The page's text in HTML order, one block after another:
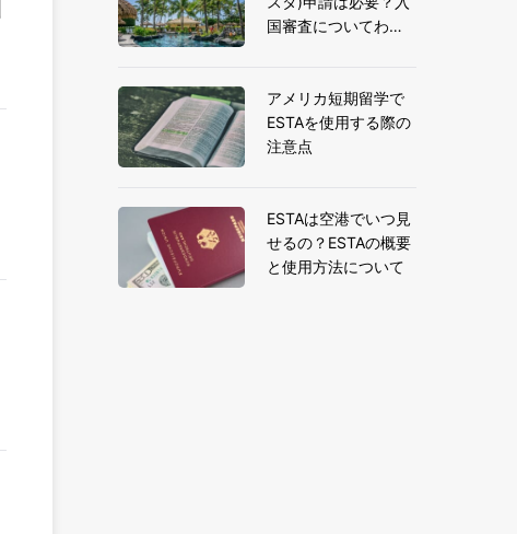
国審査についてわか
アメリカ短期留学で
ESTAを使用する際の
注意点
ESTAは空港でいつ見
せるの？ESTAの概要
と使用方法について